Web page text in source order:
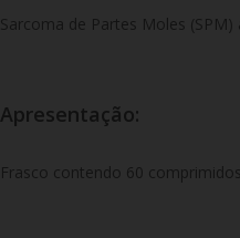
Sarcoma de Partes Moles (SPM)
Apresentação:
Frasco contendo 60